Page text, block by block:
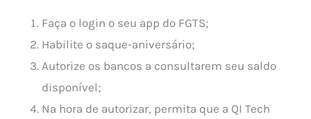
Faça o login o seu app do FGTS;
Habilite o saque-aniversário;
Autorize os bancos a consultarem seu saldo
disponível;
Na hora de autorizar, permita que a QI Tech